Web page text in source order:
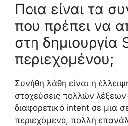
Ποια είναι τα
που πρέπει να
στη δημιουργία
περιεχομένου;
Συνήθη λάθη είναι η
στοχεύσεις πολλών
διαφορετικό intent σε μια
περιεχόμενο, πολλή